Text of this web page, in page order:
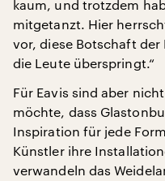
kaum, und trotzdem
mitgetanzt. Hier
vor, diese Botschaft
die Leute überspringt.“
Für Eavis sind aber
möchte, dass
Inspiration für jede
Künstler ihre
verwandeln das